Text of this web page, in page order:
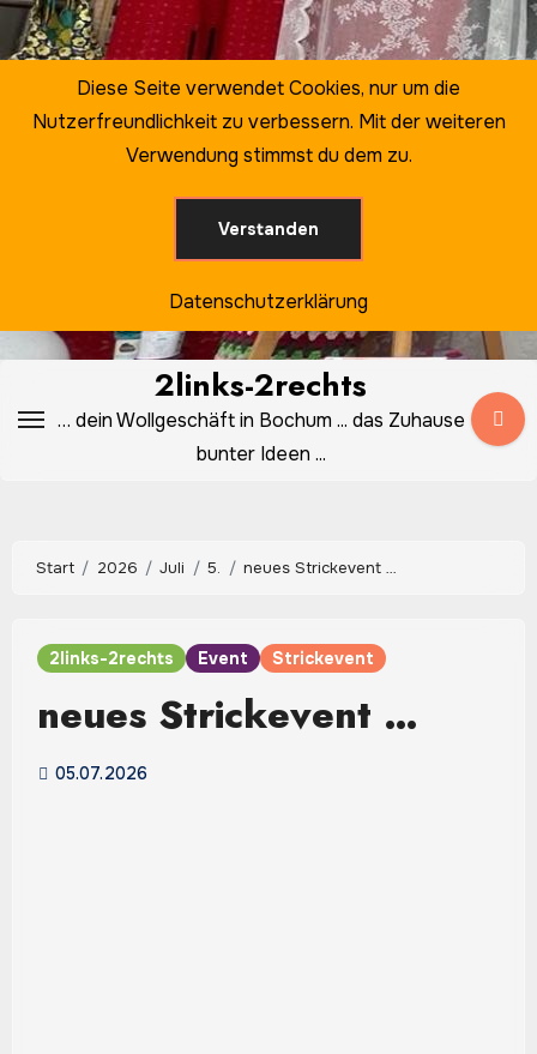
Zum
Inhalt
2links-2rechts
… dein Wollgeschäft in Bochum ... das Zuhause
bunter Ideen ...
Start 2026 Juli 5. neues Strickevent …
2links-2rechts Event Strickevent
neues Strickevent …
05.07.2026
Diese Seite verwendet Cookies, nur um die
Nutzerfreundlichkeit zu verbessern. Mit der weiteren
Verwendung stimmst du dem zu.
Verstanden
Datenschutzerklärung